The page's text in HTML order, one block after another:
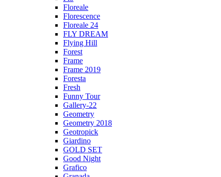
Floreale
Florescence
Floreale 24
FLY DREAM
Flying Hill
Forest
Frame
Frame 2019
Foresta
Fresh
Funny Tour
Gallery-22
Geometry
Geometry 2018
Geotropick
Giardino
GOLD SET
Good Night
Grafico